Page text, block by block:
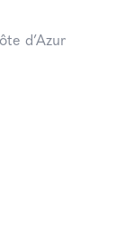
d’Azur